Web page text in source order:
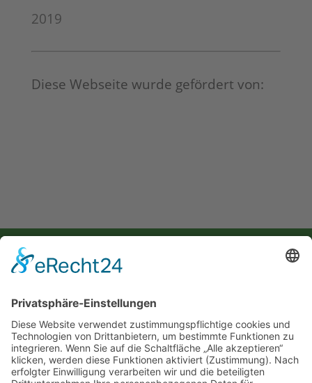
2019
Diese Webseite wurde gefördert von:
Selbsthilfegruppe für Krebsbetroffene & Angehörige im